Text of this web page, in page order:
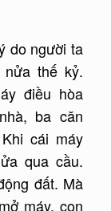
người ta
thế kỷ.
điều hòa
ba căn
cái máy
qua cầu.
đất. Mà
máy, con